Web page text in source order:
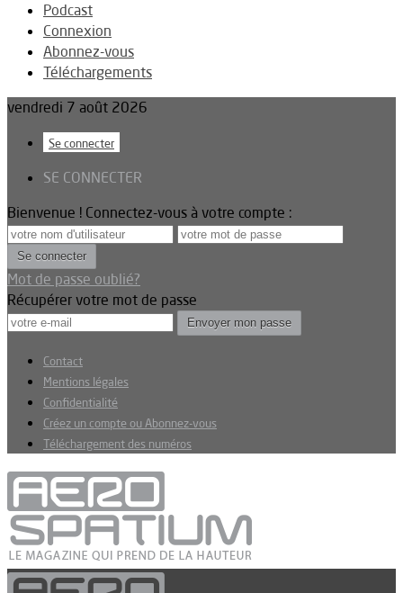
Podcast
Connexion
Abonnez-vous
Téléchargements
vendredi 7 août 2026
Se connecter
SE CONNECTER
Bienvenue ! Connectez-vous à votre compte :
Mot de passe oublié?
Récupérer votre mot de passe
Contact
Mentions légales
Confidentialité
Créez un compte ou Abonnez-vous
Téléchargement des numéros